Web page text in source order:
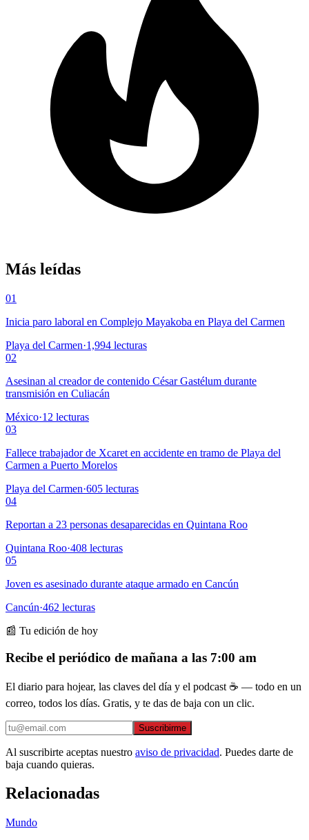
Más leídas
01
Inicia paro laboral en Complejo Mayakoba en Playa del Carmen
Playa del Carmen·1,994 lecturas
02
Asesinan al creador de contenido César Gastélum durante
transmisión en Culiacán
México·12 lecturas
03
Fallece trabajador de Xcaret en accidente en tramo de Playa del
Carmen a Puerto Morelos
Playa del Carmen·605 lecturas
04
Reportan a 23 personas desaparecidas en Quintana Roo
Quintana Roo·408 lecturas
05
Joven es asesinado durante ataque armado en Cancún
Cancún·462 lecturas
📰 Tu edición de hoy
Recibe el periódico de mañana a las 7:00 am
El diario para hojear, las claves del día y el podcast ☕ — todo en un
correo, todos los días. Gratis, y te das de baja con un clic.
Suscribirme
Al suscribirte aceptas nuestro aviso de privacidad. Puedes darte de
baja cuando quieras.
Relacionadas
Mundo